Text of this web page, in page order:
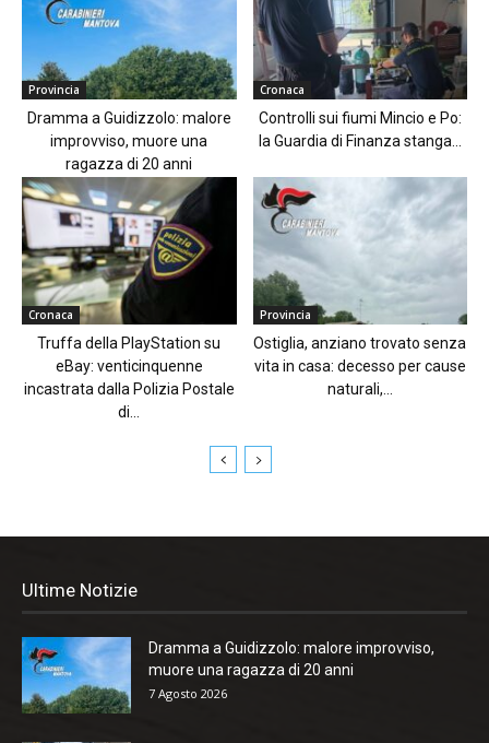
Provincia
Dramma a Guidizzolo: malore
improvviso, muore una
ragazza di 20 anni
Cronaca
Controlli sui fiumi Mincio e Po:
la Guardia di Finanza stanga...
Cronaca
Truffa della PlayStation su
eBay: venticinquenne
incastrata dalla Polizia Postale
di...
Provincia
Ostiglia, anziano trovato senza
vita in casa: decesso per cause
naturali,...
Ultime Notizie
Dramma a Guidizzolo: malore improvviso,
muore una ragazza di 20 anni
7 Agosto 2026